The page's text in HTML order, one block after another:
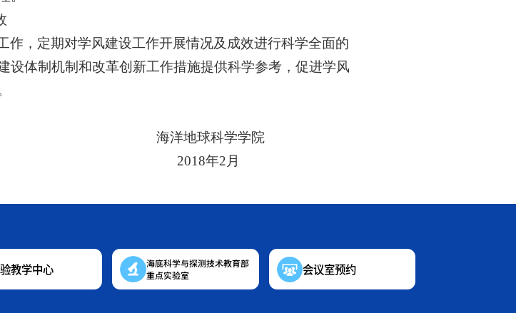
作， 定期对学风建设工作开展情况及成效进行科学全面的
设体制机制和改革创新工作措施提供科学参考，促进学风
海洋地球科学学院
2018年2月
教学中心
海底科学与探测技术教育部
重点实验室
会议室预约